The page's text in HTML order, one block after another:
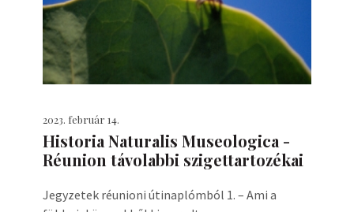
2023. február 14.
Historia Naturalis Museologica -
Réunion távolabbi szigettartozékai
Jegyzetek réunioni útinaplómból 1. – Ami a